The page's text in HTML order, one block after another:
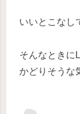
いいとこなし
そんなときに
かどりそうな